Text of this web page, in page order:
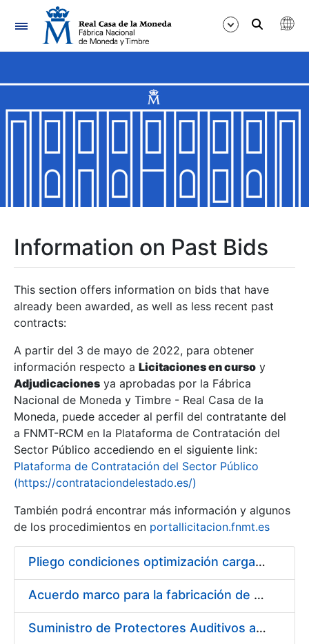
Navigation
Show/Hide
Show/Hide
Show/Hide
Show/Hide
Show/Hide
Show/Hide
Information on Past Bids
This section offers information on bids that have
already been awarded, as well as less recent past
contracts:
A partir del 3 de mayo de 2022, para obtener
información respecto a Licitaciones en curso y
Adjudicaciones ya aprobadas por la Fábrica
Nacional de Moneda y Timbre - Real Casa de la
Moneda, puede acceder al perfil del contratante del
a FNMT-RCM en la Plataforma de Contratación del
Sector Público accediendo en el siguiente link:
Plataforma de Contratación del Sector Público
(https://contrataciondelestado.es/)
También podrá encontrar más información y algunos
de los procedimientos en portallicitacion.fnmt.es
Pliego condiciones optimización cargas compras firmado
Acuerdo marco para la fabricación de piezas
Suministro de Protectores Auditivos a medida para las personas trabajadoras de los Centros de Trabajo de Madrid y Burgos